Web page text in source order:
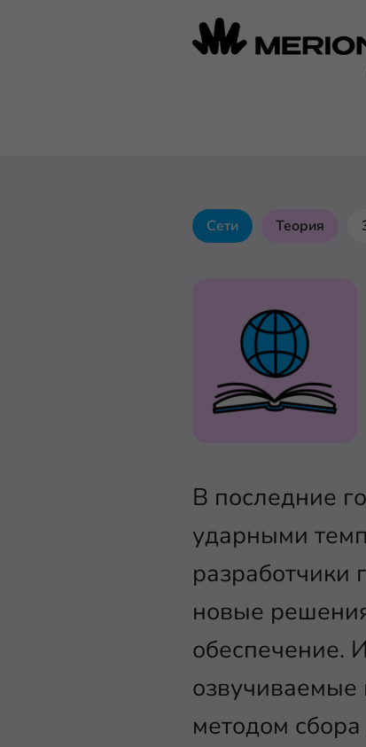
Сети Теория
В последние
ударными
разработчики
новые
обеспечение.
озвучиваемые
методом